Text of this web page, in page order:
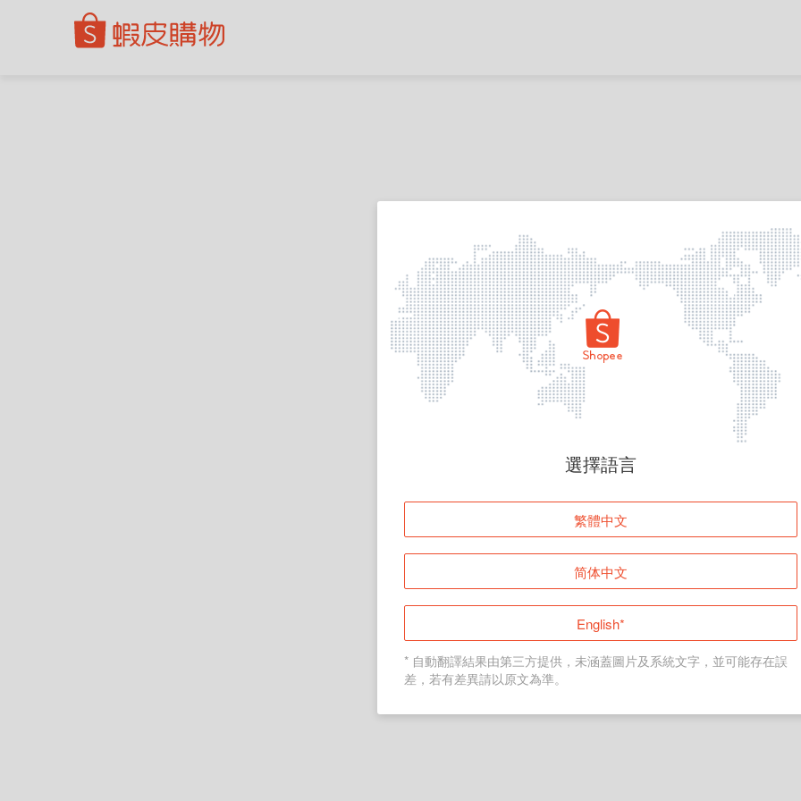
頁面無法顯示
登入
返回首頁
選擇語言
繁體中文
简体中文
English*
* 自動翻譯結果由第三方提供，未涵蓋圖片及系統文字，並可能存在誤
差，若有差異請以原文為準。